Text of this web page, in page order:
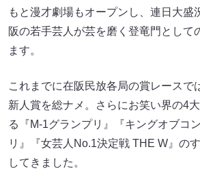
もと漫才劇場もオープンし、連日大盛
阪の若手芸人が芸を磨く登竜門として
ます。
これまでに在阪民放各局の賞レースで
新人賞を総ナメ。さらにお笑い界の4
る『M-1グランプリ』『キングオブコ
リ』『女芸人No.1決定戦 THE W』の
してきました。